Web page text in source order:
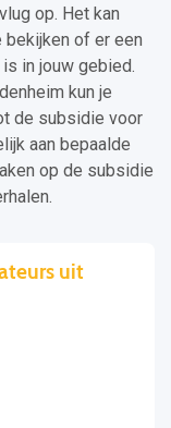
op. Het kan
of er een
in jouw gebied.
kun je
de subsidie voor
aan bepaalde
op de subsidie
uit